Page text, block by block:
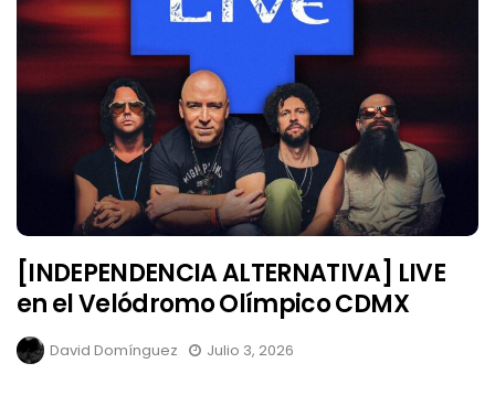
[INDEPENDENCIA ALTERNATIVA] LIVE
en el Velódromo Olímpico CDMX
David Domínguez Julio 3, 2026